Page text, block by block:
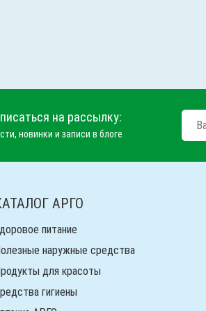
на рассылку:
новинки и записи в блоге
АРГО
питание
наружные средства
для красоты
гигиены